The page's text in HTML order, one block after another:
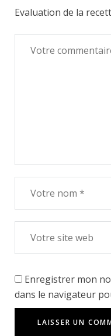
Evaluation de la
Enregistrer mon
dans le navigateur